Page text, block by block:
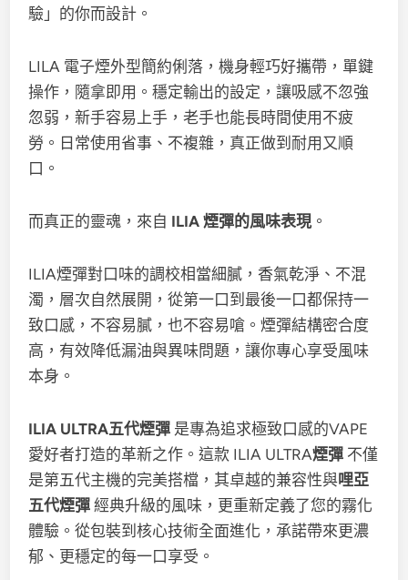
驗」的你而設計。
LILA 電子煙外型簡約俐落，機身輕巧好攜帶，單鍵
操作，隨拿即用。穩定輸出的設定，讓吸感不忽強
忽弱，新手容易上手，老手也能長時間使用不疲
勞。日常使用省事、不複雜，真正做到耐用又順
口。
而真正的靈魂，來自 ILIA 煙彈的風味表現。
ILIA煙彈對口味的調校相當細膩，香氣乾淨、不混
濁，層次自然展開，從第一口到最後一口都保持一
致口感，不容易膩，也不容易嗆。煙彈結構密合度
高，有效降低漏油與異味問題，讓你專心享受風味
本身。
ILIA ULTRA五代煙彈 是專為追求極致口感的VAPE
愛好者打造的革新之作。這款 ILIA ULTRA煙彈 不僅
是第五代主機的完美搭檔，其卓越的兼容性與哩亞
五代煙彈 經典升級的風味，更重新定義了您的霧化
體驗。從包裝到核心技術全面進化，承諾帶來更濃
郁、更穩定的每一口享受。